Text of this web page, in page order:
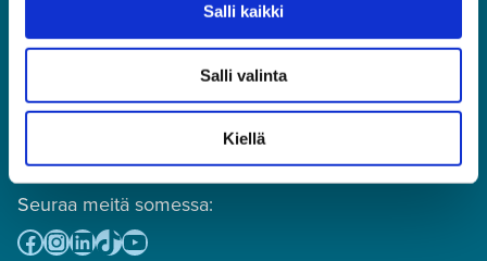
Salli kaikki
Salli valinta
Kiellä
Asiakaspalvelu010 292 8570
(puhelun hinta: mpm tai pvm,
numeroon ei voi lähettää tekstiviestejä)
toimisto@premius.fi
Osto- ja myyntireskontra:laskutus@premius.fi
Seuraa meitä somessa:
Facebook
Instagram
LinkedIn
TikTok
YouTube